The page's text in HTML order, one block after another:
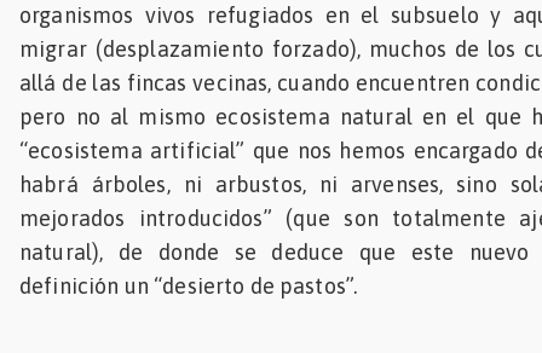
organismos vivos refugiados en el subsuelo y
migrar (desplazamiento forzado), muchos de los
allá de las fincas vecinas, cuando encuentren
pero no al mismo ecosistema natural en el que
“ecosistema artificial” que nos hemos encargado
habrá árboles, ni arbustos, ni arvenses, sino
mejorados introducidos” (que son totalmente
natural), de donde se deduce que este nuevo
definición un “desierto de pastos”.